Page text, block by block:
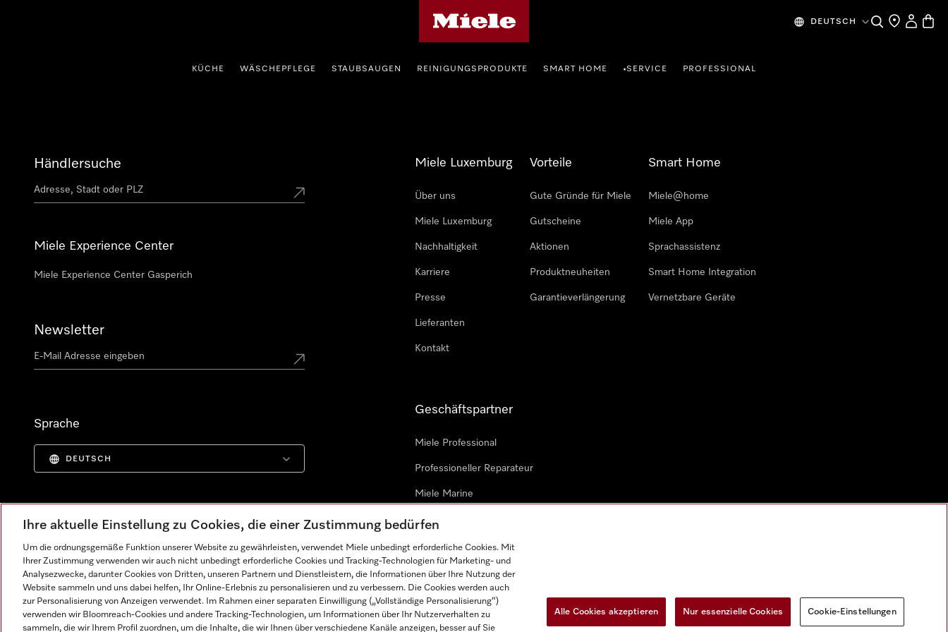
DEUTSCH SucheHändlersuche
KÜCHE WÄSCHEPFLEGE STAUBSAUGEN REINIGUNGSPRODUKTE SMART HOME •SERVICE PROFESSIONAL
Händlersuche
Miele Experience Center
Miele Experience Center Gasperich
Newsletter
Sprache
DEUTSCH
Miele Luxemburg
Über uns
Miele Luxemburg
Nachhaltigkeit
Karriere
Presse
Lieferanten
Kontakt
Vorteile
Gute Gründe für Miele
Gutscheine
Aktionen
Produktneuheiten
Garantieverlängerung
Smart Home
Miele@home
Miele App
Sprachassistenz
Smart Home Integration
Vernetzbare Geräte
Geschäftspartner
Miele Professional
Professioneller Reparateur
Miele Marine
Architekten & Bauträger
Impressum AGB Datenschutz Nutzungsbedingungen Barrièrefreiheetserklärung Gesetzen über digitale Dienste Widerrufsformular Cookie-Einstellungen
Ihre aktuelle Einstellung zu Cookies, die einer Zustimmung bedürfen
Um die ordnungsgemäße Funktion unserer Website zu gewährleisten, verwendet Miele unbedingt erforderliche Cookies. Mit
Ihrer Zustimmung verwenden wir auch nicht unbedingt erforderliche Cookies und Tracking-Technologien für Marketing- und
Analysezwecke, darunter Cookies von Dritten, unseren Partnern und Dienstleistern, die Informationen über Ihre Nutzung der
Website sammeln und uns dabei helfen, Ihr Online-Erlebnis zu personalisieren und zu verbessern. Die Cookies werden auch
zur Personalisierung von Anzeigen verwendet. Im Rahmen einer separaten Einwilligung („Vollständige Personalisierung“)
verwenden wir Bloomreach-Cookies und andere Tracking-Technologien, um Informationen über Ihr Nutzerverhalten zu
sammeln, die wir Ihrem Profil zuordnen, um die Inhalte, die wir Ihnen über verschiedene Kanäle anzeigen, besser auf Sie
Alle Cookies akzeptieren Nur essenzielle Cookies Cookie-Einstellungen